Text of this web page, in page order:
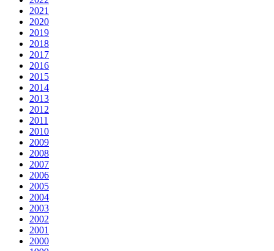
2021
2020
2019
2018
2017
2016
2015
2014
2013
2012
2011
2010
2009
2008
2007
2006
2005
2004
2003
2002
2001
2000